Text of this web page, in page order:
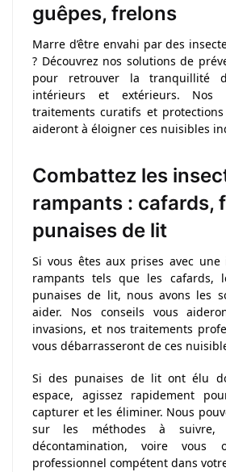
guêpes, frelons
Marre d’être envahi par des
? Découvrez nos solutions de
pour retrouver la tranquillité
intérieurs et extérieurs. Nos
traitements curatifs et
aideront à éloigner ces nuisibles
Combattez les
rampants : cafards,
punaises de lit
Si vous êtes aux prises avec une
rampants tels que les cafards,
punaises de lit, nous avons les
aider. Nos conseils vous
invasions, et nos traitements
vous débarrasseront de ces
Si des punaises de lit ont élu
espace, agissez rapidement
capturer et les éliminer. Nous
sur les méthodes à suivre,
décontamination, voire vous
professionnel compétent dans